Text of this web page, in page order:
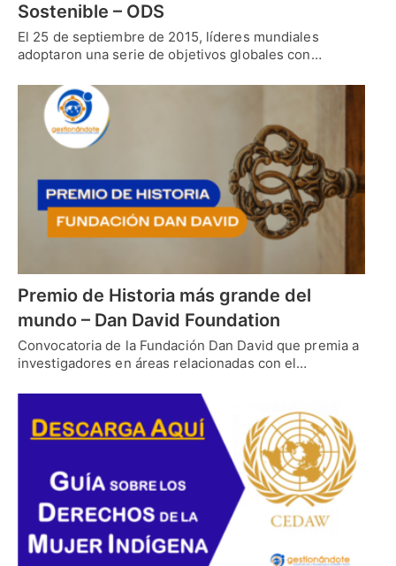
Sostenible – ODS
El 25 de septiembre de 2015, líderes mundiales
adoptaron una serie de objetivos globales con…
Premio de Historia más grande del
mundo – Dan David Foundation
Convocatoria de la Fundación Dan David que premia a
investigadores en áreas relacionadas con el…